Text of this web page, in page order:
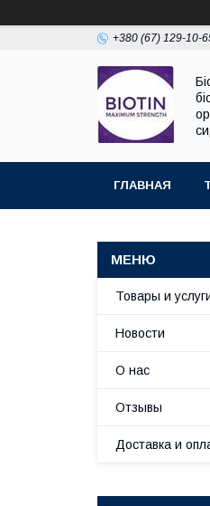
+380 (67) 129-10-
ГЛАВНАЯ
Товары и
Новости
О нас
Отзывы
Доставка и